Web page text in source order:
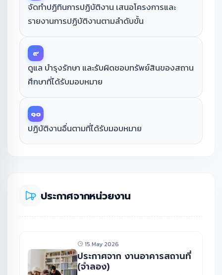
จัดทำปฏิทินการปฏิบัติงาน เสนอโครงการและ
รายงานการปฏิบัติงานตามลำดับขั้น
๙
ดูแล บำรุงรักษา และรับผิดชอบทรัพย์สินของสถาน
ศึกษาที่ได้รับมอบหมาย
๑๐
ปฏิบัติงานอื่นตามที่ได้รับมอบหมาย
ประกาศจากหน่วยงาน
15 May 2026
ประกาศจาก งานอาคารสถานที่
(จำลอง)